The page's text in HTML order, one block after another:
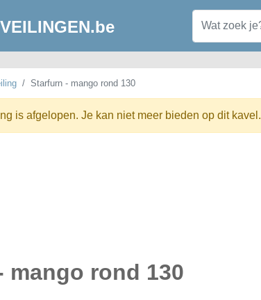
Starfurn - mango rond 130
is afgelopen. Je kan niet meer bieden op dit kavel.
mango rond 130